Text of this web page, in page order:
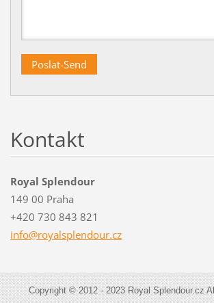
Kontakt
Royal Splendour
149 00 Praha
+420 730 843 821
info@royalsplendour.cz
Copyright © 2012 - 2023 Royal Splendour.cz